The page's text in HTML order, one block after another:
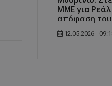
ΜΜΕ για
απόφαση του
12.05.2026 -